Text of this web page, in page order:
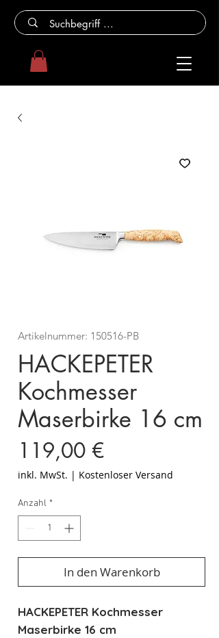
Artikelnummer: 150516-PB
HACKEPETER
Kochmesser
Maserbirke 16 cm
119,00 €Preis
inkl. MwSt. | Kostenloser Versand
Anzahl *
In den Warenkorb
HACKEPETER Kochmesser
Maserbirke 16 cm